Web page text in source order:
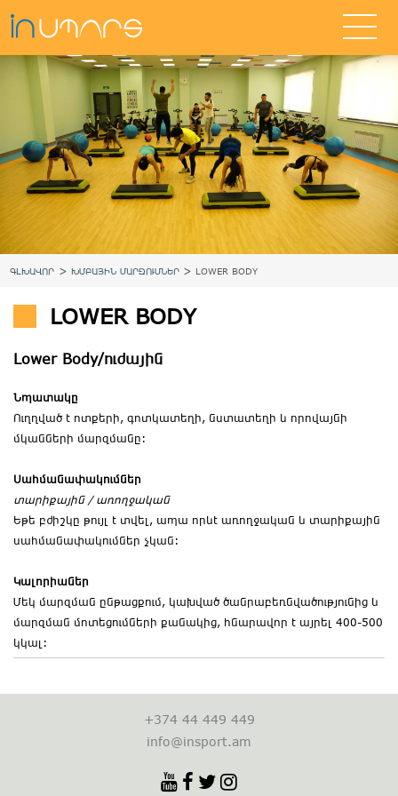
ԳԼԽԱՎՈՐ > ԽՄԲԱՅԻՆ ՄԱՐԶՈՒՄՆԵՐ > LOWER BODY
LOWER BODY
Lower Body/ուժային
Նպատակը
Ուղղված է ոտքերի, գոտկատեղի, նստատեղի և որովայնի
մկանների մարզմանը:
Սահմանափակումներ
տարիքային / առողջական
Եթե բժիշկը թույլ է տվել, ապա որևէ առողջական և տարիքային
սահմանափակումներ չկան:
Կալորիաներ
Մեկ մարզման ընթացքում, կախված ծանրաբեռնվածությունից և
մարզման մոտեցումների քանակից, հնարավոր է այրել 400-500
կկալ:
+374 44 449 449
info@insport.am